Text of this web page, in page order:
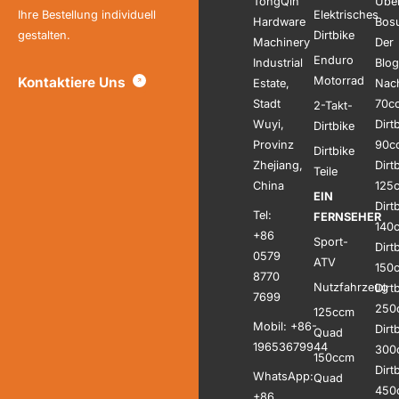
Ihre Bestellung individuell
gestalten.
Kontaktiere Uns
Hardware
Machinery
Industrial
Estate,
Stadt
Wuyi,
Provinz
Zhejiang,
China
Tel:
+86
0579
8770
7699
Mobil: +86-
19653679944
WhatsApp:
Elektrisches
Dirtbike
Enduro
Motorrad
2-Takt-
Dirtbike
Dirtbike
Teile
EIN
FERNSEHER
Sport-
ATV
Nutzfahrzeug
125ccm
Quad
150ccm
Quad
Der
Blog